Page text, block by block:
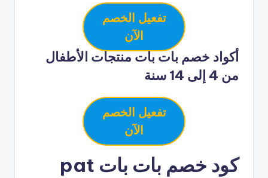
تفعيل الخصم
الآن
أكواد خصم بات بات منتجات الأطفال
من 4 إلى 14 سنة
تفعيل الخصم
الآن
كود خصم بات بات pat